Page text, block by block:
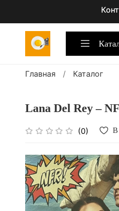
Главная Каталог
Lana Del Rey ‎–
(0) В